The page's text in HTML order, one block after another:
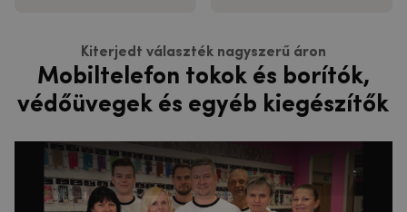
Kiterjedt választék nagyszerű áron
Mobiltelefon tokok és borítók,
védőüvegek és egyéb kiegészítők